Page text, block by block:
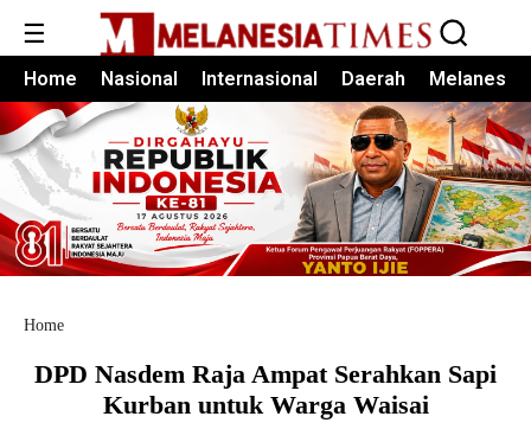
☰
Home Nasional Internasional Daerah Melanesia
Home
DPD Nasdem Raja Ampat Serahkan Sapi
Kurban untuk Warga Waisai